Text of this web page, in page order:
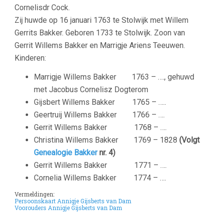
Cornelisdr Cock.
Zij huwde op 16 januari 1763 te Stolwijk met Willem
Gerrits Bakker. Geboren 1733 te Stolwijk. Zoon van
Gerrit Willems Bakker en Marrigje Ariens Teeuwen.
Kinderen:
Marrigje Willems Bakker 1763 – …., gehuwd
met Jacobus Cornelisz Dogterom
Gijsbert Willems Bakker 1765 – …..
Geertruij Willems Bakker 1766 – ….
Gerrit Willems Bakker 1768 – ….
Christina Willems Bakker 1769 – 1828 (Volgt
Genealogie Bakkernr. 4)
Gerrit Willems Bakker 1771 – ….
Cornelia Willems Bakker 1774 – ….
Vermeldingen:
Persoonskaart Annigje Gijsberts van Dam
Voorouders Annigje Gijsberts van Dam